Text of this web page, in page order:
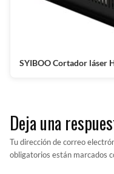
SYIBOO Cortador láser
Deja una
Tu dirección de correo
obligatorios están marcados